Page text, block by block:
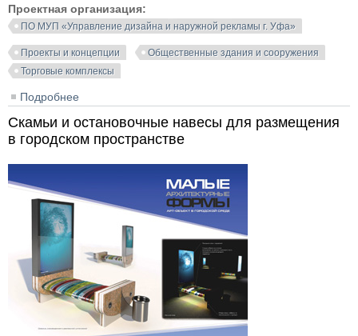
Проектная организация:
ПО МУП «Управление дизайна и наружной рекламы г. Уфа»
Проекты и концепции
Общественные здания и сооружения
Торговые комплексы
Подробнее
Скамьи и остановочные навесы для размещения
в городском пространстве